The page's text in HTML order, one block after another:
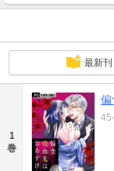
最新刊
1
巻
偏
45